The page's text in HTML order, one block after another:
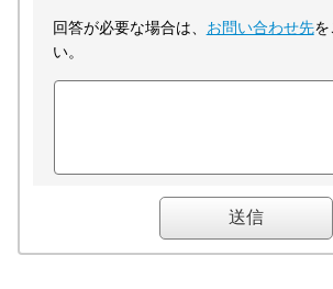
回答が必要な場合は、 お問い合わせ先を
い。